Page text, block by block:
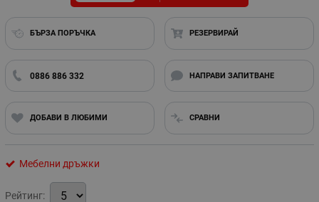
БЪРЗА ПОРЪЧКА РЕЗЕРВИРАЙ
0886 886 332 НАПРАВИ ЗАПИТВАНЕ
ДОБАВИ В ЛЮБИМИ СРАВНИ
Мебелни дръжки
Рейтинг: